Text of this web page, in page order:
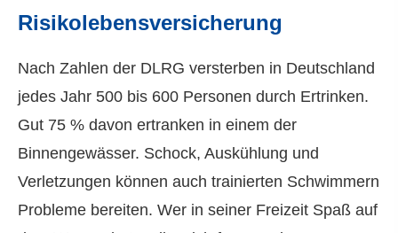
Risiko­lebens­ver­si­che­rung
Nach Zahlen der DLRG versterben in Deutschland
jedes Jahr 500 bis 600 Per­sonen durch Ertrinken.
Gut 75 % davon ertranken in einem der
Binnengewässer. Schock, Auskühlung und
Verletzungen können auch trainierten Schwimmern
Probleme bereiten. Wer in seiner Freizeit Spaß auf